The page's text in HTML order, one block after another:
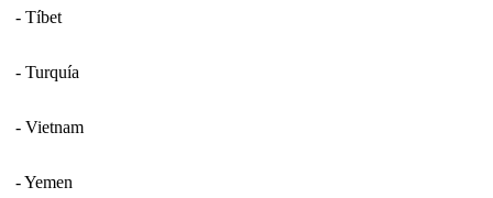
- Tíbet
- Turquía
- Vietnam
- Yemen